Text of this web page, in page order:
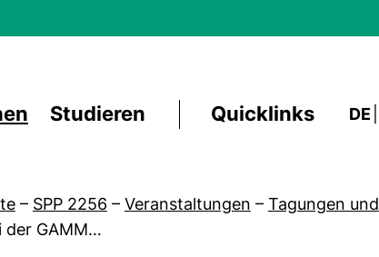
Studieren Quicklinks DE
– SPP 2256 – Veranstaltungen – Tagungen und
der GAMM…